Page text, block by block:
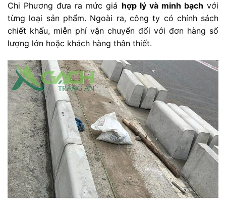
Chi Phươngđưa ra mứcgiá hợp lý và minh bạch với
từng loại sản phẩm. Ngoài ra, côngty có chính sách
chiết khấu, miễn phí vận chuyển đối với đơn hàng số
lượng lớn hoặc khách hàng thân thiết.